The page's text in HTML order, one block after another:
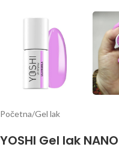
Početna/Gel lak
YOSHI Gel lak